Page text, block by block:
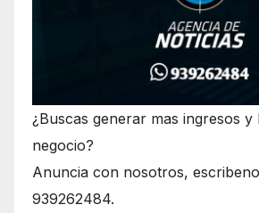
¿Buscas generar mas ingresos
negocio?
Anuncia con nosotros,
939262484.